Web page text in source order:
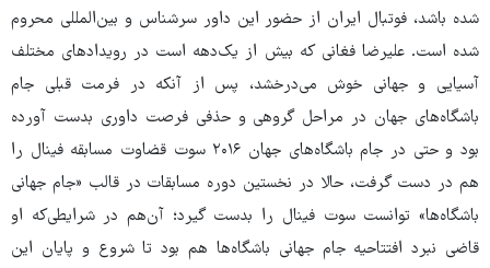
شده باشد، فوتبال ایران از حضور این داور سرشناس و بین‌المللی محروم
شده است. علیرضا فغانی که بیش از یک‌دهه است در رویدادهای مختلف
آسیایی و جهانی خوش می‌درخشد، پس از آنکه در فرمت قبلی جام
باشگاه‌های جهان در مراحل گروهی و حذفی فرصت داوری بدست آورده
بود و حتی در جام باشگاه‌های جهان ۲۰۱۶ سوت قضاوت مسابقه فینال را
هم در دست گرفت، حالا در نخستین دوره مسابقات در قالب «جام جهانی
باشگاه‌ها» توانست سوت فینال را بدست گیرد؛ آن‌هم در شرایطی‌که او
قاضی نبرد افتتاحیه جام جهانی باشگاه‌ها هم بود تا شروع و پایان این